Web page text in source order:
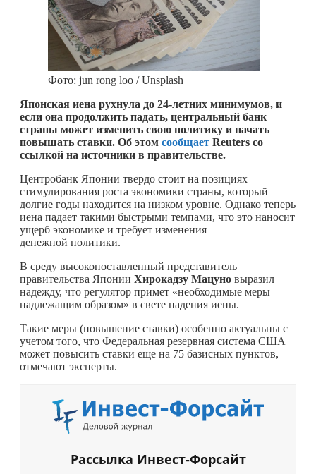
Фото: jun rong loo / Unsplash
Японская иена рухнула до 24-летних минимумов, и
если она продолжить падать, центральный банк
страны может изменить свою политику и начать
повышать ставки. Об этом сообщает Reuters со
ссылкой на источники в правительстве.
Центробанк Японии твердо стоит на позициях
стимулирования роста экономики страны, который
долгие годы находится на низком уровне. Однако теперь
иена падает такими быстрыми темпами, что это наносит
ущерб экономике и требует изменения
денежной политики.
В среду высокопоставленный представитель
правительства Японии Хирокадзу Мацуно выразил
надежду, что регулятор примет «необходимые меры
надлежащим образом» в свете падения иены.
Такие меры (повышение ставки) особенно актуальны с
учетом того, что Федеральная резервная система США
может повысить ставки еще на 75 базисных пунктов,
отмечают эксперты.
Рассылка Инвест-Форсайт